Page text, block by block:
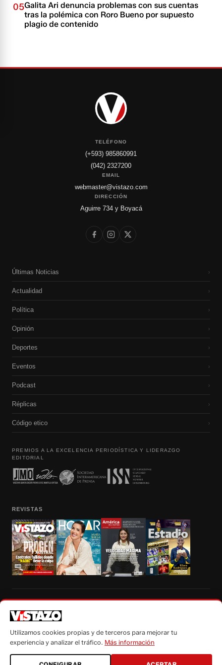
05Galita Ari denuncia problemas con sus cuentas
tras la polémica con Roro Bueno por supuesto
plagio de contenido
TELÉFONO
(+593) 985860991
(042) 2327200
EMAIL
webmaster@vistazo.com
DIRECCIÓN
Aguirre 734 y Boyacá
Últimas Noticias ›
Actualidad ›
Política ›
Opinión ›
Deportes ›
Eventos ›
Podcast ›
Réplicas ›
Código etico ›
PREMIOS A LA EXCELENCIA PERIODÍSTICA Y LIDERAZGO
EDITORIAL
REVISTAS
autorización escrita de su titular, de todos los contenidos de Vistazo.com.
Utilizamos cookies propias y de terceros para mejorar tu
experiencia y analizar el tráfico. Más información